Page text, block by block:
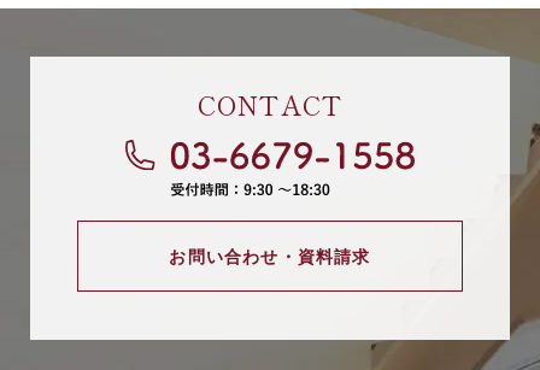
CONTACT
お問い合わせ・資料請求